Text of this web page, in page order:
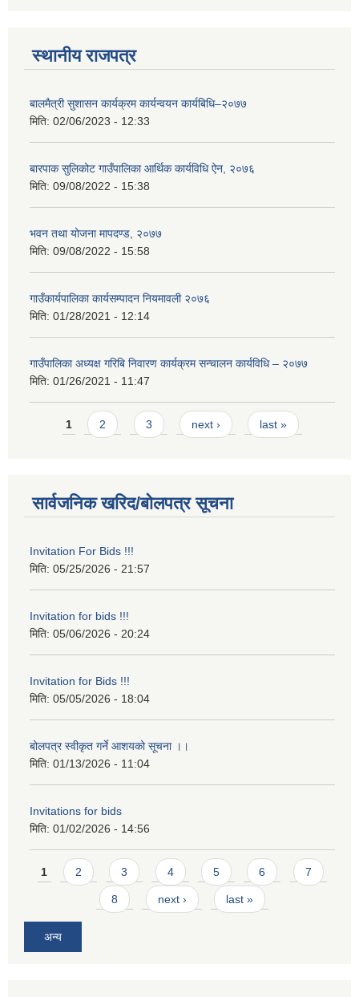
स्थानीय राजपत्र
बालमैत्री सुशासन कार्यक्रम कार्यन्वयन कार्यबिधि–२०७७
मिति: 02/06/2023 - 12:33
बारपाक सुलिकोट गाउँपालिका आर्थिक कार्यविधि ऐन, २०७६
मिति: 09/08/2022 - 15:38
भवन तथा योजना मापदण्ड, २०७७
मिति: 09/08/2022 - 15:58
गाउँकार्यपालिका कार्यसम्पादन नियमावली २०७६
मिति: 01/28/2021 - 12:14
गाउँपालिका अध्यक्ष गरिबि निवारण कार्यक्रम सन्चालन कार्यविधि – २०७७
मिति: 01/26/2021 - 11:47
Pages
1 2 3 next › last »
सार्वजनिक खरिद/बोलपत्र सूचना
Invitation For Bids !!!
मिति: 05/25/2026 - 21:57
Invitation for bids !!!
मिति: 05/06/2026 - 20:24
Invitation for Bids !!!
मिति: 05/05/2026 - 18:04
बोलपत्र स्वीकृत गर्ने आशयको सूचना ।।
मिति: 01/13/2026 - 11:04
Invitations for bids
मिति: 01/02/2026 - 14:56
Pages
1 2 3 4 5 6 7
8 next › last »
अन्य